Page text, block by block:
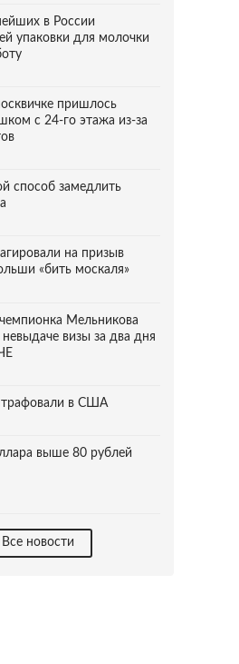
в России
упаковки для молочки
пришлось
с 24-го этажа из-за
способ замедлить
на призыв
«бить москаля»
Мельникова
невыдаче визы за два дня
в США
выше 80 рублей
Все новости